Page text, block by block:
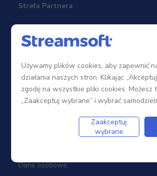
Strefa Partnera
Sieć sprzedaży
Szkolenia
Portal Partnera
Dane osobowe
Używamy plików cookies, aby zapewnić
działania naszych stron. Klikając
zgodę na wszystkie pliki cookies. Możesz
„Zaakceptuj wybrane” i wybrać
Zaakceptuj
wybrane